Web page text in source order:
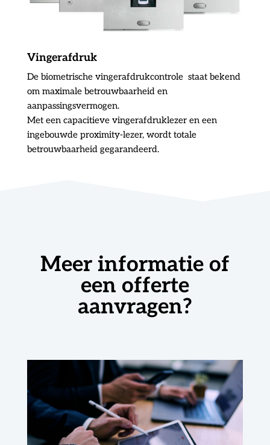
Vingerafdruk
De biometrische vingerafdrukcontrole staat bekend
om maximale betrouwbaarheid en
aanpassingsvermogen.
Met een capacitieve vingerafdruklezer en een
ingebouwde proximity-lezer, wordt totale
betrouwbaarheid gegarandeerd.
Meer informatie of
een offerte
aanvragen?